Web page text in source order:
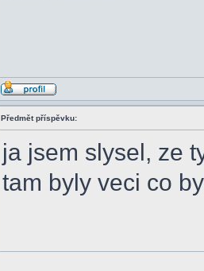
Předmět příspěvku:
ja jsem slysel, ze
tam byly veci co